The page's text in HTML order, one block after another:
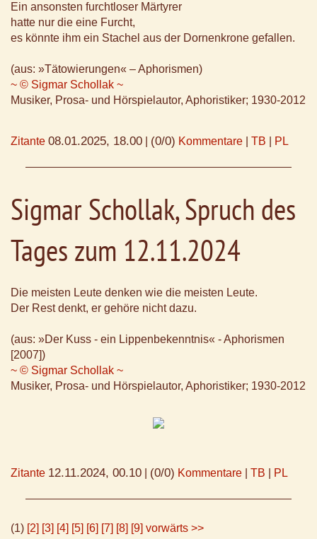
Ein ansonsten furchtloser Märtyrer
hatte nur die eine Furcht,
es könnte ihm ein Stachel aus der Dornenkrone gefallen.
(aus: »Tätowierungen« – Aphorismen)
~ © Sigmar Schollak ~
Musiker, Prosa- und Hörspielautor, Aphoristiker; 1930-2012
Zitante 08.01.2025, 18.00 (0/0) Kommentare TB PL
Sigmar Schollak, Spruch des
Tages zum 12.11.2024
Die meisten Leute denken wie die meisten Leute.
Der Rest denkt, er gehöre nicht dazu.
(aus: »Der Kuss - ein Lippenbekenntnis« - Aphorismen
[2007])
~ © Sigmar Schollak ~
Musiker, Prosa- und Hörspielautor, Aphoristiker; 1930-2012
Zitante 12.11.2024, 00.10 (0/0) Kommentare TB PL
(1) [2] [3] [4] [5] [6] [7] [8] [9] vorwärts >>